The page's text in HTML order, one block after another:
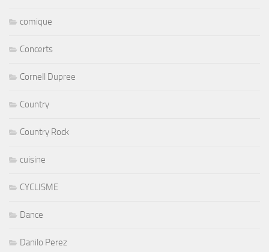
comique
Concerts
Cornell Dupree
Country
Country Rock
cuisine
CYCLISME
Dance
Danilo Perez